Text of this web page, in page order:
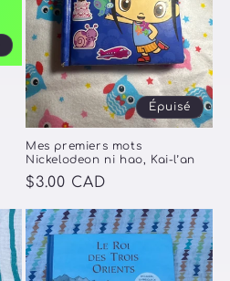
Épuisé
Mes premiers mots
Nickelodeon ni hao, Kai-l’an
Prix
$3.00 CAD